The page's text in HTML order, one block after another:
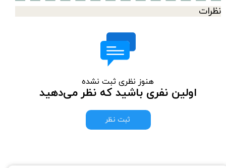
نظرات
هنوز نظری ثبت نشده
اولین نفری باشید که نظر می‌دهید
ثبت نظر